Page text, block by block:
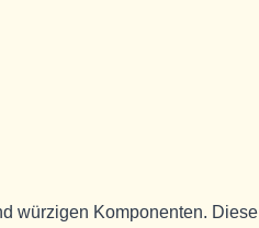
würzigen Komponenten. Diese